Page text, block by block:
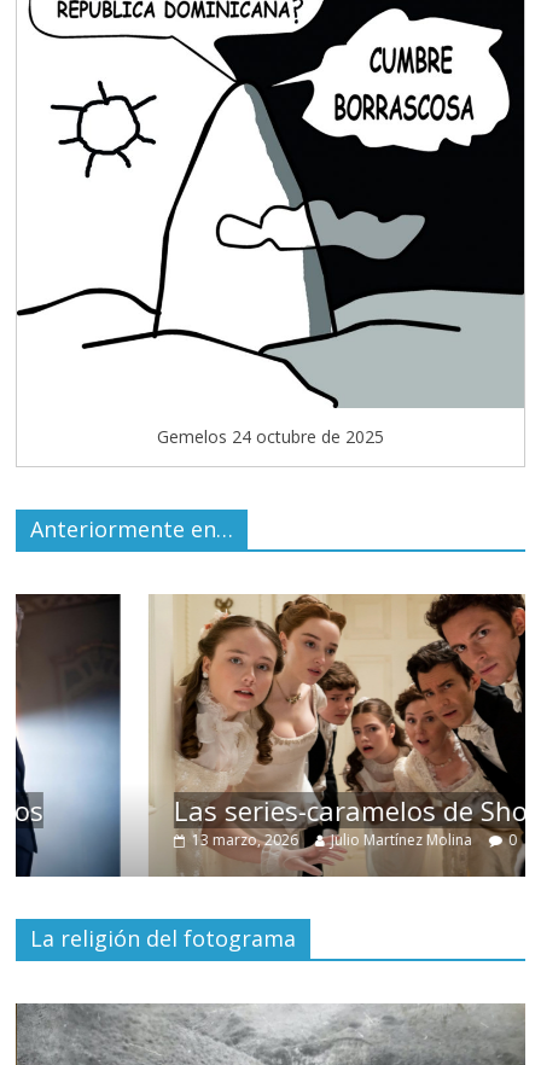
Gemelos 24 octubre de 2025
Anteriormente en…
Las series-caramelos de Shondaland
Julio Martínez Molina 0
La religión del fotograma